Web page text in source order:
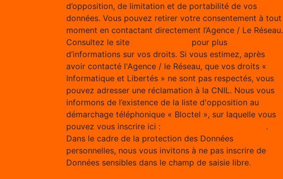
d’opposition, de limitation et de portabilité de vos
données. Vous pouvez retirer votre consentement à tout
moment en contactant directement l’Agence / Le Réseau.
Consultez le site
pour plus
d’informations sur vos droits. Si vous estimez, après
avoir contacté l'Agence / le Réseau, que vos droits «
Informatique et Libertés » ne sont pas respectés, vous
pouvez adresser une réclamation à la CNIL. Nous vous
informons de l’existence de la liste d'opposition au
démarchage téléphonique « Bloctel », sur laquelle vous
pouvez vous inscrire ici :
.
Dans le cadre de la protection des Données
personnelles, nous vous invitons à ne pas inscrire de
Données sensibles dans le champ de saisie libre.